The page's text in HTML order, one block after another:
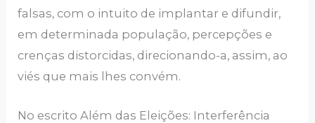
falsas, com o intuito de implantar e difundir,
em determinada população, percepções e
crenças distorcidas, direcionando-a, assim, ao
viés que mais lhes convém.
No escrito Além das Eleições: Interferência